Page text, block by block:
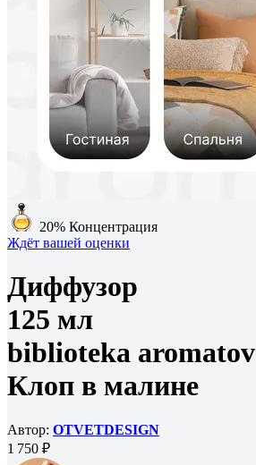
20% Концентрация
Ждёт вашей оценки
Диффузор
125 мл
biblioteka aromatov
Клоп в малине
Автор: OTVETDESIGN
1 750 ₽